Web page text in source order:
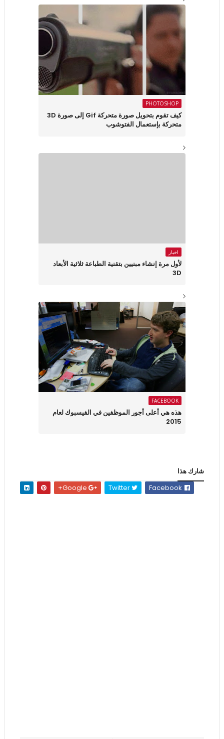
PHOTOSHOP
كيف تقوم بتحويل صورة متحركة Gif إلى صورة 3D
متحركة بإستعمال الفتوشوب
اخبار
لأول مرة إنشاء مبنيين بتقنية الطباعة ثلاثية الأبعاد
3D
FACEBOOK
هذه هي أعلى أجور الموظفين في الفيسبوك لعام
2015
شارك هذا
Twitter